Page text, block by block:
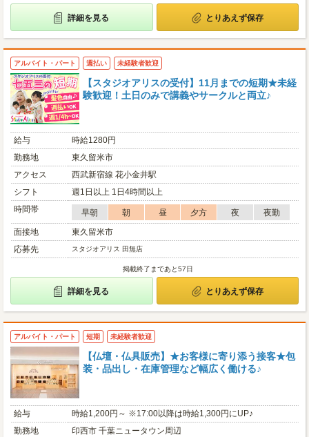
詳細を見る とりあえず保存
アルバイト・パート 週払い 未経験者歓迎
【スタジオアリスの受付】11月までの短期★未経
験歓迎！土日のみで講義やサークルと両立♪
給与
時給1280円
勤務地
東久留米市
アクセス
西武新宿線 花小金井駅
シフト
週1日以上 1日4時間以上
時間帯
早朝 朝 昼 夕方 夜
夜勤
面接地
東久留米市
応募先
スタジオアリス 田無店
掲載終了まであと57日
詳細を見る とりあえず保存
アルバイト・パート 短期 未経験者歓迎
【仏壇・仏具販売】★お客様に寄り添う接客★包
装・品出し・在庫管理など幅広く働ける♪
給与
時給1,200円～ ※17:00以降は時給1,300円にUP♪
勤務地
印西市 千葉ニュータウン周辺